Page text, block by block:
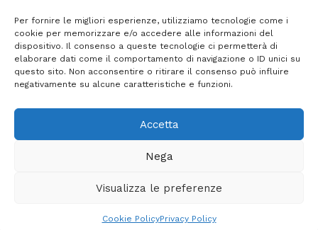
Per fornire le migliori esperienze, utilizziamo tecnologie come i
cookie per memorizzare e/o accedere alle informazioni del
dispositivo. Il consenso a queste tecnologie ci permetterà di
elaborare dati come il comportamento di navigazione o ID unici su
questo sito. Non acconsentire o ritirare il consenso può influire
negativamente su alcune caratteristiche e funzioni.
Accetta
Nega
Visualizza le preferenze
Cookie PolicyPrivacy Policy
Ragusa, arrestato perché non rispettava le
prescrizioni di stare lontano dalla casa
familiare
7 AGOSTO 2026
Giornale Ibleo © 2023 - Powered byStudio Greco - Consulenza